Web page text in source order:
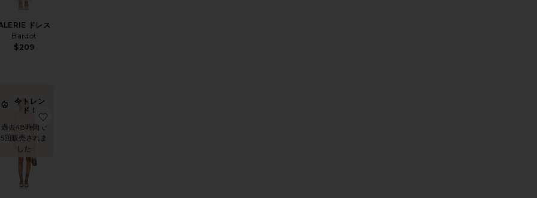
ドレス
Bardot
$209
ウン
に入りドレス
今トレン
ド！
過去48時間で
5回販売されま
した